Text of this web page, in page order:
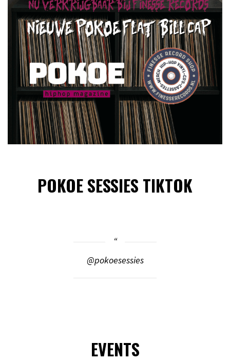
POKOE SESSIES TIKTOK
@pokoesessies
EVENTS